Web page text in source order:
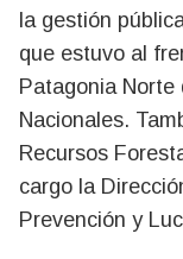
la gestión
que estuvo al
Patagonia Norte
Nacionales.
Recursos
cargo la
Prevención y